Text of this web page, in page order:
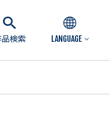
検索 LANGUAGE